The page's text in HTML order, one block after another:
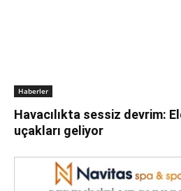
Haberler
Havacılıkta sessiz devrim:
uçakları geliyor